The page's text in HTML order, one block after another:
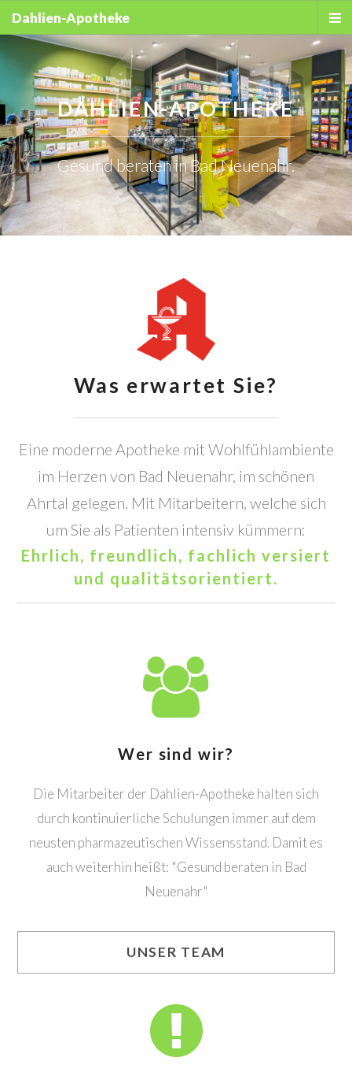
DAHLIEN-APOTHEKE
Gesund beraten in Bad Neuenahr.
Was erwartet Sie?
Eine moderne Apotheke mit Wohlfühlambiente
im Herzen von Bad Neuenahr, im schönen
Ahrtal gelegen. Mit Mitarbeitern, welche sich
um Sie als Patienten intensiv kümmern:
Ehrlich, freundlich, fachlich versiert
und qualitätsorientiert.
Wer sind wir?
Die Mitarbeiter der Dahlien-Apotheke halten sich
durch kontinuierliche Schulungen immer auf dem
neusten pharmazeutischen Wissensstand. Damit es
auch weiterhin heißt: "Gesund beraten in Bad
Neuenahr"
UNSER TEAM
Dahlien-Apotheke